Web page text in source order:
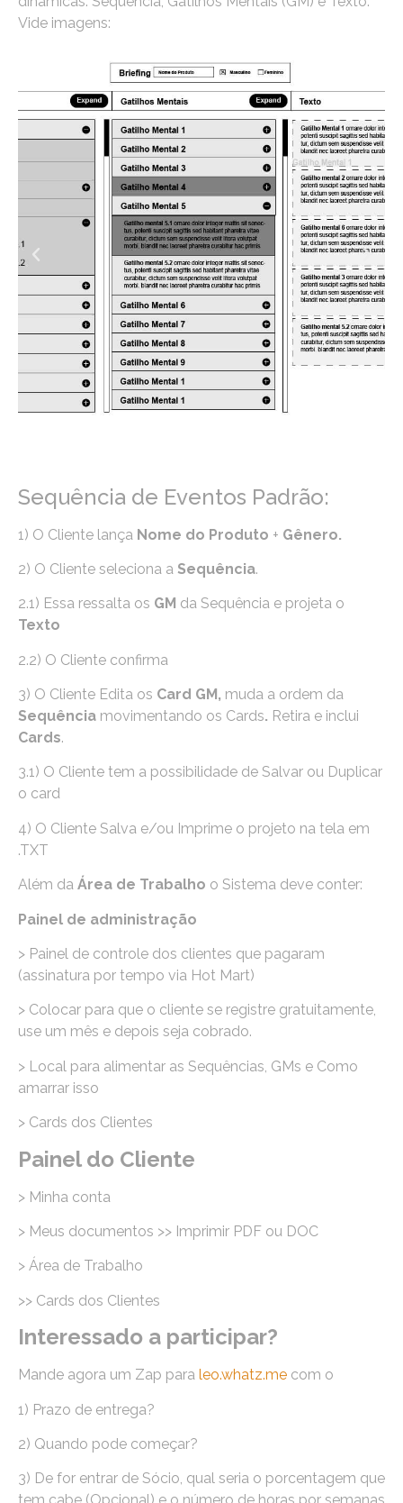
Vide imagens:
Sequência de Eventos Padrão:
1) O Cliente lança Nome do Produto + Gênero.
2) O Cliente seleciona a Sequência.
2.1) Essa ressalta os GM da Sequência e projeta o
Texto
2.2) O Cliente confirma
3) O Cliente Edita os Card GM, muda a ordem da
Sequência movimentando os Cards. Retira e inclui
Cards.
3.1) O Cliente tem a possibilidade de Salvar ou Duplicar
o card
4) O Cliente Salva e/ou Imprime o projeto na tela em
.TXT
Além da Área de Trabalho o Sistema deve conter:
Painel de administração
> Painel de controle dos clientes que pagaram
(assinatura por tempo via Hot Mart)
> Colocar para que o cliente se registre gratuitamente,
use um mês e depois seja cobrado.
> Local para alimentar as Sequências, GMs e Como
amarrar isso
> Cards dos Clientes
Painel do Cliente
> Minha conta
> Meus documentos >> Imprimir PDF ou DOC
> Área de Trabalho
>> Cards dos Clientes
Interessado a participar?
Mande agora um Zap para leo.whatz.me com o
1) Prazo de entrega?
2) Quando pode começar?
3) De for entrar de Sócio, qual seria o porcentagem que